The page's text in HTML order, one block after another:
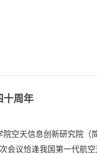
十周年
院空天信息创新研究院
会议恰逢我国第一代航